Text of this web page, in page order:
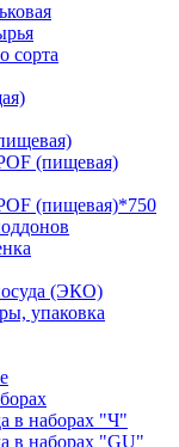
сорта
(пищевая)
(пищевая)*750
(ЭКО)
упаковка
в наборах "Ч"
в наборах "GU"